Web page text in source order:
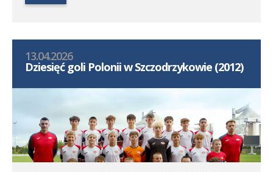
gola dla Polonii strzelił Bruno Obiegły.
13.04.2026
Dziesięć goli Polonii w Szczodrzykowie (2012)